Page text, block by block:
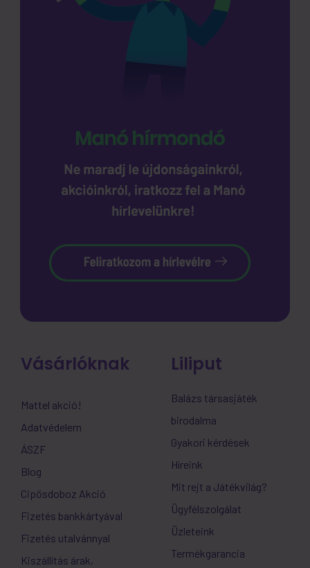
Vásárlóknak
Mattel akció!
Adatvédelem
ÁSZF
Blog
Cipősdoboz Akció
Fizetés bankkártyával
Fizetés utalvánnyal
Kiszállítás árak,
Liliput
Balázs társasjáték
birodalma
Gyakori kérdések
Híreink
Mit rejt a Játékvilág?
Ügyfélszolgálat
Üzleteink
Termékgarancia